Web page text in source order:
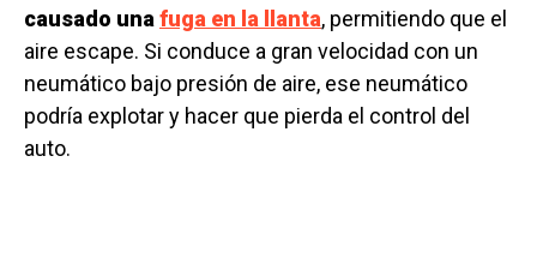
causado una fuga en la llanta, permitiendo que el
aire escape. Si conduce a gran velocidad con un
neumático bajo presión de aire, ese neumático
podría explotar y hacer que pierda el control del
auto.